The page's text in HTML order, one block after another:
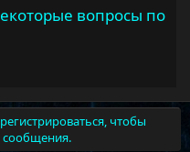
вопросы по
чтобы
сообщения.